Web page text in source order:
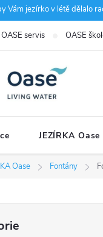
Vám jezírko v létě dělalo
OASE servis OASE
JEZÍRKA Oase
Oase Fontány